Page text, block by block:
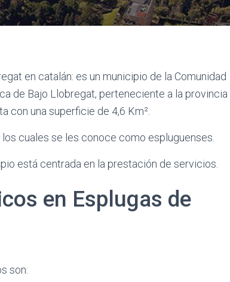
en catalán: es un municipio de la Comunidad
de Bajo Llobregat, perteneciente a la provincia
con una superficie de 4,6 Km².
cuales se les conoce como espluguenses.
está centrada en la prestación de servicios.
en Esplugas de
son: